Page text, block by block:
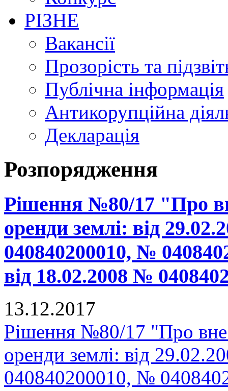
РІЗНЕ
Вакансії
Прозорість та
Публічна інформація
Антикорупційна
Декларація
Розпорядження
Рішення №80/17 "Про
оренди землі: від
040840200010, №
від 18.02.2008 №
13.12.2017
Рішення №80/17 "Про
оренди землі: від
040840200010, №